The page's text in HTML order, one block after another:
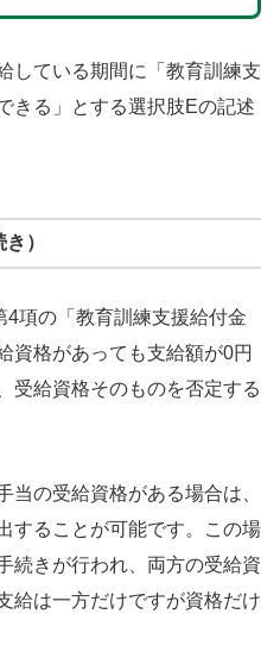
している期間に「教育訓練支
きる」とする選択肢Eの記述
）
4項の「教育訓練支援給付金
資格があっても支給額が0円
受給資格そのものを否定する
当の受給資格がある場合は、
することが可能です。この場
続きが行われ、両方の受給資
給は一方だけですが資格だけ